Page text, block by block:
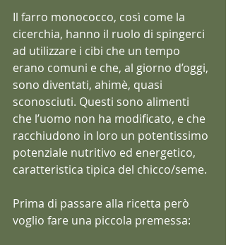
Il farro monococco, così come la
cicerchia, hanno il ruolo di spingerci
ad utilizzare i cibi che un tempo
erano comuni e che, al giorno d’oggi,
sono diventati, ahimè, quasi
sconosciuti. Questi sono alimenti
che l’uomo non ha modificato, e che
racchiudono in loro un potentissimo
potenziale nutritivo ed energetico,
caratteristica tipica del chicco/seme.
Prima di passare alla ricetta però
voglio fare una piccola premessa: